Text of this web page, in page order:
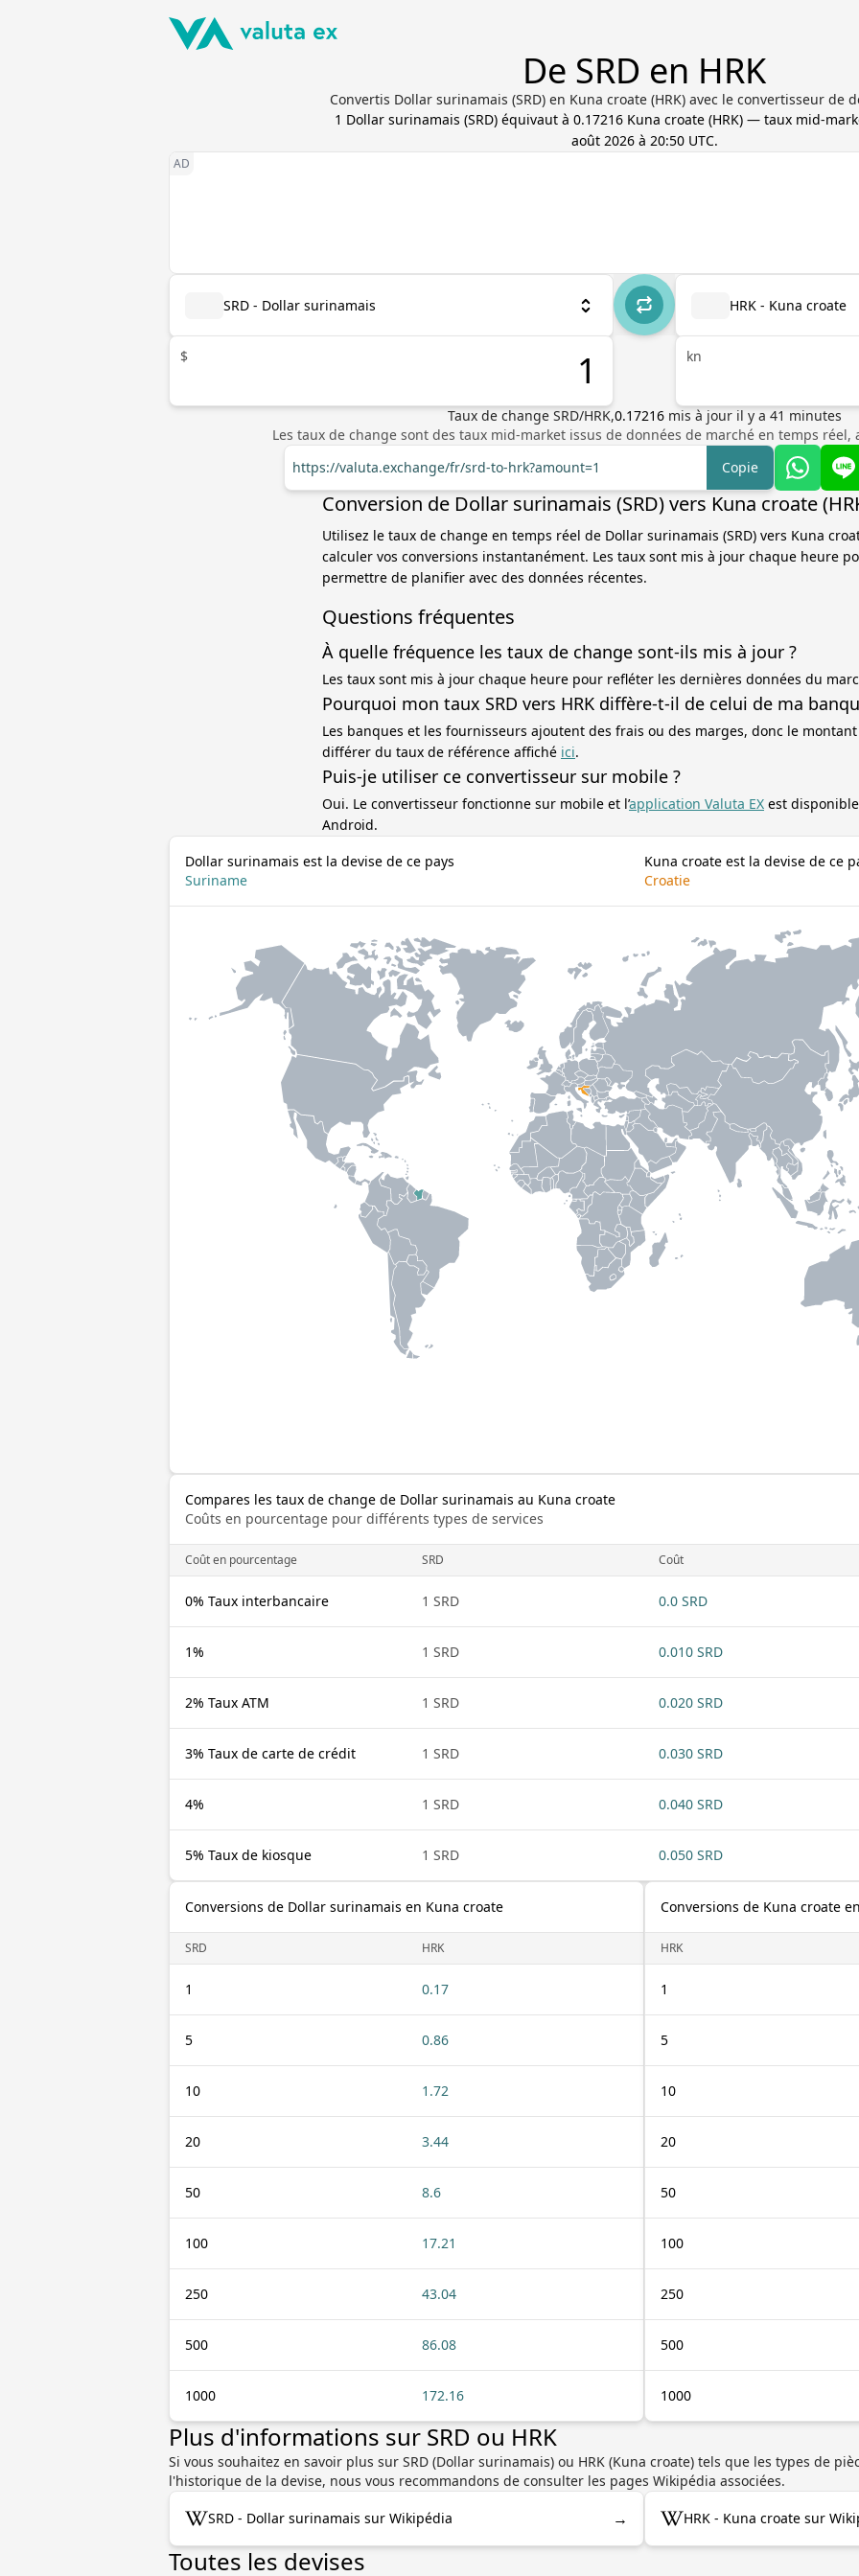
De SRD en HRK
Convertis Dollar surinamais (SRD) en Kuna croate (HRK) avec le convertisseur de
1 Dollar surinamais (SRD) équivaut à 0.17216 Kuna croate (HRK) — taux mid-
août 2026 à 20:50 UTC.
SRD - Dollar surinamais
$
HRK - Kuna croate
kn
Taux de change SRD/HRK,0.17216 mis à jour il y a 41 minutes
Les taux de change sont des taux mid-market issus de données de marché en temps réel,
https://valuta.exchange/fr/srd-to-hrk?amount=1
Copie
Conversion de Dollar surinamais (SRD) vers Kuna croate
Utilisez le taux de change en temps réel de Dollar surinamais (SRD) vers Kuna
calculer vos conversions instantanément. Les taux sont mis à jour chaque heure
permettre de planifier avec des données récentes.
Questions fréquentes
À quelle fréquence les taux de change sont-ils mis à jour ?
Les taux sont mis à jour chaque heure pour refléter les dernières données du
Pourquoi mon taux SRD vers HRK diffère-t-il de celui de ma
Les banques et les fournisseurs ajoutent des frais ou des marges, donc le
différer du taux de référence affiché ici.
Puis-je utiliser ce convertisseur sur mobile ?
Oui. Le convertisseur fonctionne sur mobile et l’application Valuta EX est
Android.
Dollar surinamais est la devise de ce pays
Suriname
Kuna croate est la devise de ce
Croatie
Compares les taux de change de Dollar surinamais au Kuna croate
Coûts en pourcentage pour différents types de services
Coût en pourcentage SRD Coût
0% Taux interbancaire 1 SRD 0.0 SRD
1% 1 SRD 0.010 SRD
2% Taux ATM 1 SRD 0.020 SRD
3% Taux de carte de crédit 1 SRD 0.030 SRD
4% 1 SRD 0.040 SRD
5% Taux de kiosque 1 SRD 0.050 SRD
Conversions de Dollar surinamais en Kuna croate
SRD HRK
1 0.17
5 0.86
10 1.72
20 3.44
50 8.6
100 17.21
250 43.04
500 86.08
1000 172.16
Conversions de Kuna croate
HRK
1
5
10
20
50
100
250
500
1000
Plus d'informations sur SRD ou HRK
Si vous souhaitez en savoir plus sur SRD (Dollar surinamais) ou HRK (Kuna croate) tels que les types de
l'historique de la devise, nous vous recommandons de consulter les pages Wikipédia associées.
SRD - Dollar surinamais sur Wikipédia → HRK - Kuna croate sur
Toutes les devises